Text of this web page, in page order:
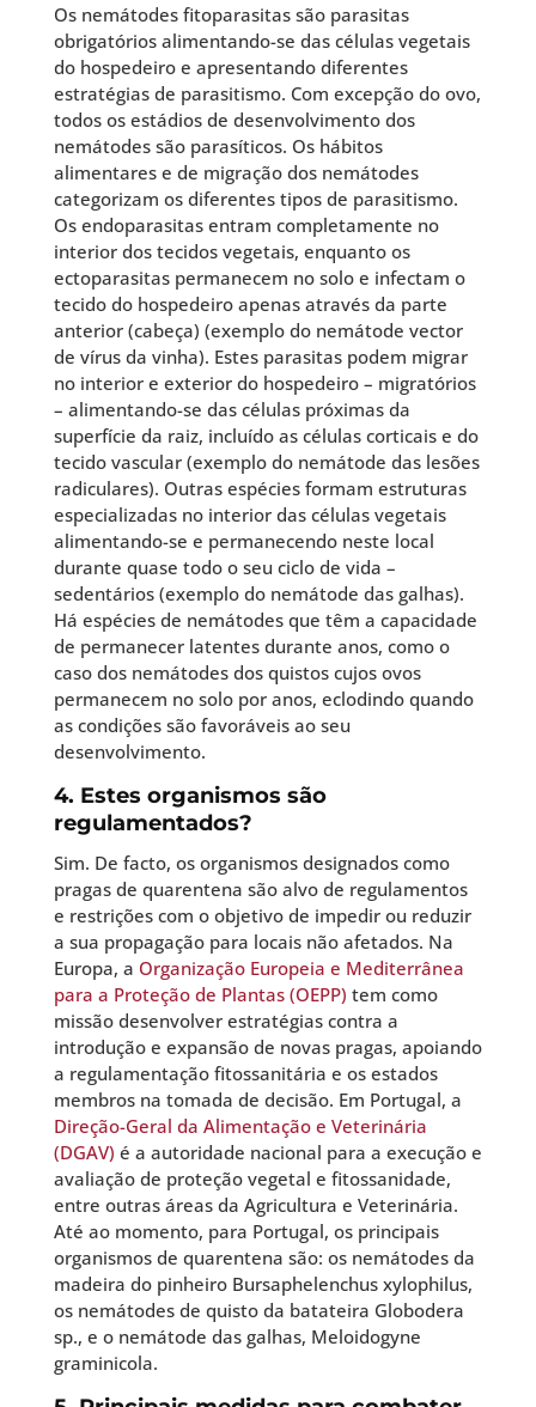
Os nemátodes fitoparasitas são parasitas
obrigatórios alimentando-se das células vegetais
do hospedeiro e apresentando diferentes
estratégias de parasitismo. Com excepção do ovo,
todos os estádios de desenvolvimento dos
nemátodes são parasíticos. Os hábitos
alimentares e de migração dos nemátodes
categorizam os diferentes tipos de parasitismo.
Os endoparasitas entram completamente no
interior dos tecidos vegetais, enquanto os
ectoparasitas permanecem no solo e infectam o
tecido do hospedeiro apenas através da parte
anterior (cabeça) (exemplo do nemátode vector
de vírus da vinha). Estes parasitas podem migrar
no interior e exterior do hospedeiro – migratórios
– alimentando-se das células próximas da
superfície da raiz, incluído as células corticais e do
tecido vascular (exemplo do nemátode das lesões
radiculares). Outras espécies formam estruturas
especializadas no interior das células vegetais
alimentando-se e permanecendo neste local
durante quase todo o seu ciclo de vida –
sedentários (exemplo do nemátode das galhas).
Há espécies de nemátodes que têm a capacidade
de permanecer latentes durante anos, como o
caso dos nemátodes dos quistos cujos ovos
permanecem no solo por anos, eclodindo quando
as condições são favoráveis ao seu
desenvolvimento.
4. Estes organismos são
regulamentados?
Sim. De facto, os organismos designados como
pragas de quarentena são alvo de regulamentos
e restrições com o objetivo de impedir ou reduzir
a sua propagação para locais não afetados. Na
Europa, a Organização Europeia e Mediterrânea
para a Proteção de Plantas (OEPP) tem como
missão desenvolver estratégias contra a
introdução e expansão de novas pragas, apoiando
a regulamentação fitossanitária e os estados
membros na tomada de decisão. Em Portugal, a
Direção-Geral da Alimentação e Veterinária
(DGAV) é a autoridade nacional para a execução e
avaliação de proteção vegetal e fitossanidade,
entre outras áreas da Agricultura e Veterinária.
Até ao momento, para Portugal, os principais
organismos de quarentena são: os nemátodes da
madeira do pinheiro Bursaphelenchus xylophilus,
os nemátodes de quisto da batateira Globodera
sp., e o nemátode das galhas, Meloidogyne
graminicola.